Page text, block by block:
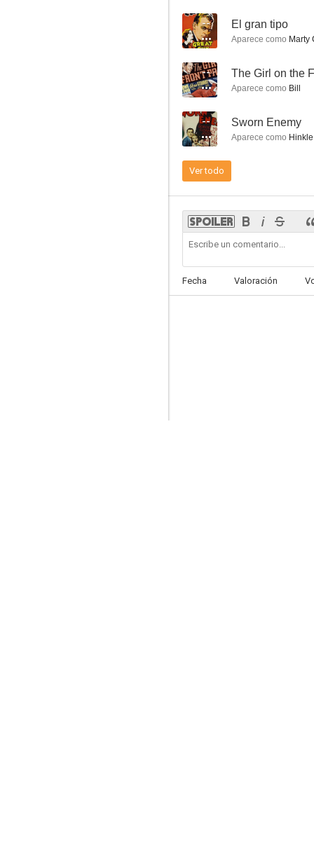
Sworn Enemy
-- El gran tipo
Aparece como Marty
-- The Girl on the
Aparece como Bill
-- Sworn Enemy
Aparece como
Ver todo
Fecha Valoración